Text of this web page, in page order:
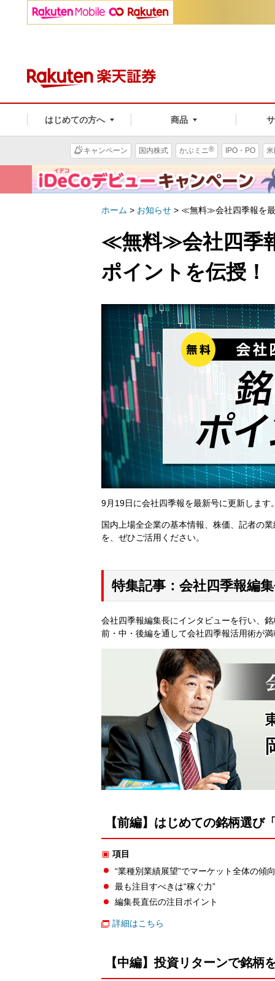
はじめての方へ 商品
キャンペーン 国内株式 かぶミニ® IPO・PO
ホーム > お知らせ > ≪無料≫会社四季報を最
≪無料≫会社四季
ポイントを伝授！
9月19日に会社四季報を最新号に更新しま
国内上場全企業の基本情報、株価、記者の
を、ぜひご活用ください。
特集記事：会社四季報編
会社四季報編集長にインタビューを行い、
前・中・後編を通して会社四季報活用術が
【前編】はじめての銘柄選び
項目
“業種別業績展望”でマーケット全体の傾
最も注目すべきは“稼ぐ力”
編集長直伝の注目ポイント
詳細はこちら
【中編】投資リターンで銘柄